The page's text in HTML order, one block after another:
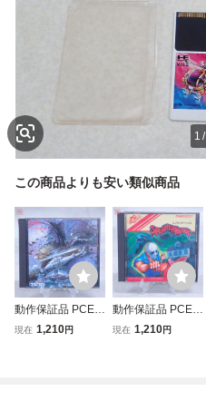
1 /
この商品よりも安い類似商品
動作保証品 PCE P
Cエンジン Huカー
現在 1,210円
動作保証品 PCE P
Cエンジン Huカー
現在 1,210円